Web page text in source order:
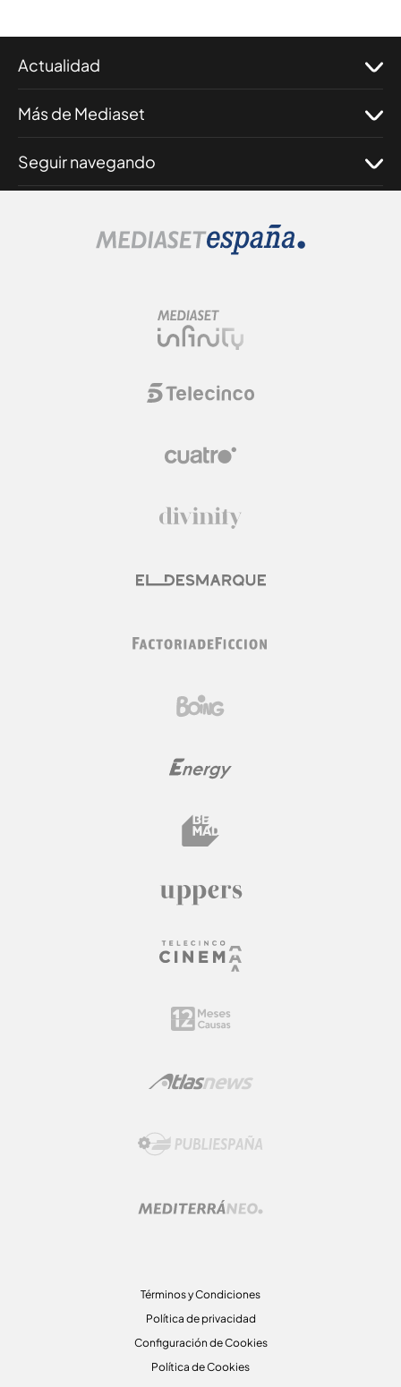
Actualidad
Más de Mediaset
Seguir navegando
Términos y Condiciones
Política de privacidad
Configuración de Cookies
Política de Cookies